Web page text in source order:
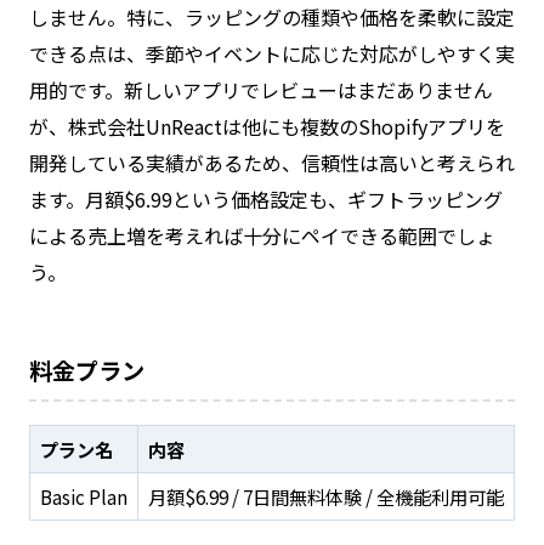
しません。特に、ラッピングの種類や価格を柔軟に設定
できる点は、季節やイベントに応じた対応がしやすく実
用的です。新しいアプリでレビューはまだありません
が、株式会社UnReactは他にも複数のShopifyアプリを
開発している実績があるため、信頼性は高いと考えられ
ます。月額$6.99という価格設定も、ギフトラッピング
による売上増を考えれば十分にペイできる範囲でしょ
う。
料金プラン
プラン名
内容
Basic Plan
月額$6.99 / 7日間無料体験 / 全機能利用可能